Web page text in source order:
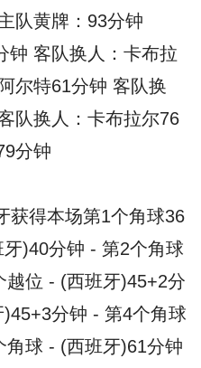
队黄牌：93分钟
钟 客队换人：卡布拉
尔特61分钟 客队换
队换人：卡布拉尔76
分钟
获得本场第1个角球36
)40分钟 - 第2个角球
位 - (西班牙)45+2分
分钟 - 第4个角球
球 - (西班牙)61分钟